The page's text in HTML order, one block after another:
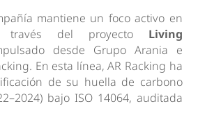
mantiene un foco activo en
través del proyecto Living
desde Grupo Arania e
En esta línea, AR Racking ha
de su huella de carbono
bajo ISO 14064, auditada